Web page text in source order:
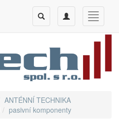
Toggle
Toggle
navigation
Toggle
search
ANTÉNNÍ TECHNIKA
pasivní komponenty